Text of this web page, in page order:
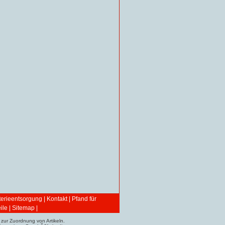
Kontakt|
Pfand für
Sitemap|
Zuordnung von Artikeln.